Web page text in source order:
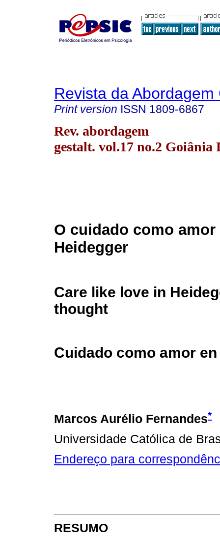
Revista da Abordagem
Print version ISSN 1809-6867
Rev. abordagem
gestalt. vol.17 no.2 Goiânia
O cuidado como amor
Heidegger
Care like love in
thought
Cuidado como amor
Marcos Aurélio Fernandes*
Universidade Católica de
Endereço para
RESUMO